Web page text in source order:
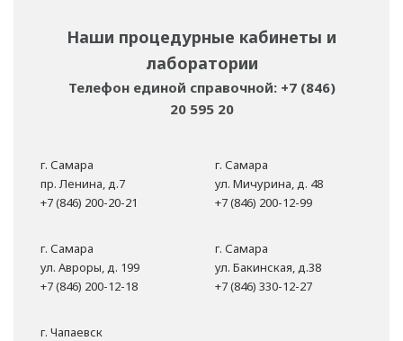
Наши процедурные кабинеты и
лаборатории
Телефон единой справочной: +7 (846)
20 595 20
г. Самара
пр. Ленина, д.7
+7 (846) 200-20-21
г. Самара
ул. Мичурина, д. 48
+7 (846) 200-12-99
г. Самара
ул. Авроры, д. 199
+7 (846) 200-12-18
г. Самара
ул. Бакинская, д.38
+7 (846) 330-12-27
г. Чапаевск